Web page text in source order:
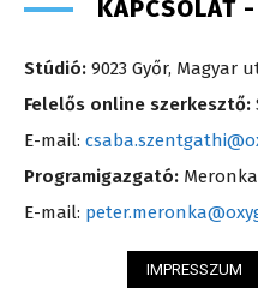
KAPCSOLAT
Stúdió: 9023 Győr, Magyar
Felelős online szerkesztő:
E-mail:
Programigazgató:
E-mail:
IMPRESSZUM